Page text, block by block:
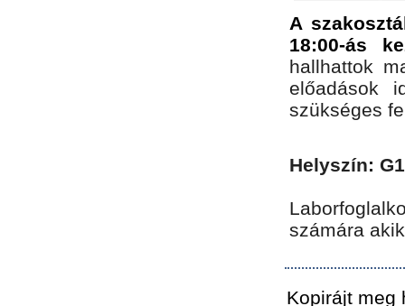
A
18:00-ás
hallhattok
előadások
szükséges
Helyszín:
számára
Kopirájt meg